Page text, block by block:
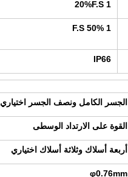
1 20%F.S
1 50% F.S
IP66
الجسر الكامل ونصف الجسر اختياري
القوة على الارتداد الوسطى
أربعة أسلاك وثلاثة أسلاك اختياري
φ0.76mm